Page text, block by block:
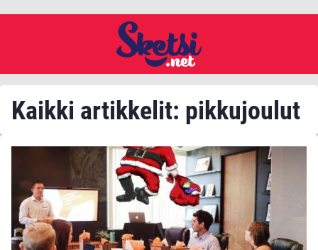
Kaikki artikkelit: pikkujoulut